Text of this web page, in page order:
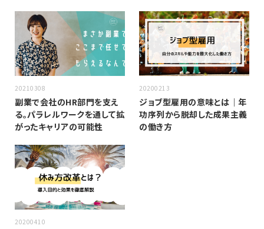
20210308
副業で会社のHR部門を支え
る。パラレルワークを通して拡
がったキャリアの可能性
20200213
ジョブ型雇用の意味とは｜年
功序列から脱却した成果主義
の働き方
20200410